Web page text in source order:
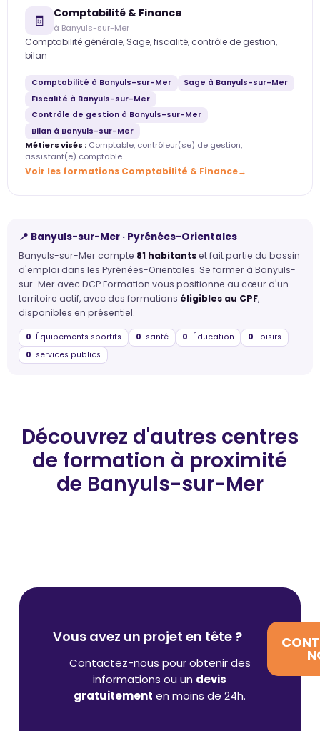
🧾 Comptabilité & Finance
à Banyuls-sur-Mer
Comptabilité générale, Sage, fiscalité, contrôle de gestion,
bilan
Comptabilité à Banyuls-sur-Mer
Sage à Banyuls-sur-Mer
Fiscalité à Banyuls-sur-Mer
Contrôle de gestion à Banyuls-sur-Mer
Bilan à Banyuls-sur-Mer
Métiers visés : Comptable, contrôleur(se) de gestion,
assistant(e) comptable
Voir les formations Comptabilité & Finance
📍 Banyuls-sur-Mer · Pyrénées-Orientales
Banyuls-sur-Mer compte 81 habitantset fait partie du bassin
d'emploi dans les Pyrénées-Orientales. Se former à Banyuls-
sur-Mer avec DCP Formation vous positionne au cœur d'un
territoire actif, avec des formations éligibles au CPF,
disponibles en présentiel.
0 Équipements sportifs 0 santé 0 Éducation 0 loisirs
0 services publics
Découvrez d'autres centres
de formation à proximité
de Banyuls-sur-Mer
Vous avez un projet en tête ?
Contactez-nous pour obtenir des
informations ou un devis
gratuitement en moins de 24h.